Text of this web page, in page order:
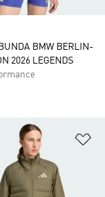
BMW BERLIN-
2026 LEGENDS
přání